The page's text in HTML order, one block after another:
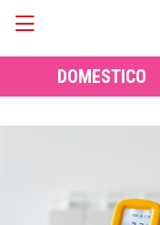
DOMESTICO